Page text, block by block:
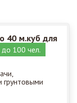
40 м.куб для
100 чел.
грунтовыми